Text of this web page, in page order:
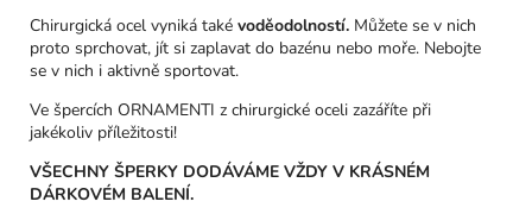
Chirurgická ocel vyniká také voděodolností. Můžete se v nich
proto sprchovat, jít si zaplavat do bazénu nebo moře. Nebojte
se v nich i aktivně sportovat.
Ve špercích ORNAMENTI z chirurgické oceli zazáříte při
jakékoliv příležitosti!
VŠECHNY ŠPERKY DODÁVÁME VŽDY V KRÁSNÉM
DÁRKOVÉM BALENÍ.